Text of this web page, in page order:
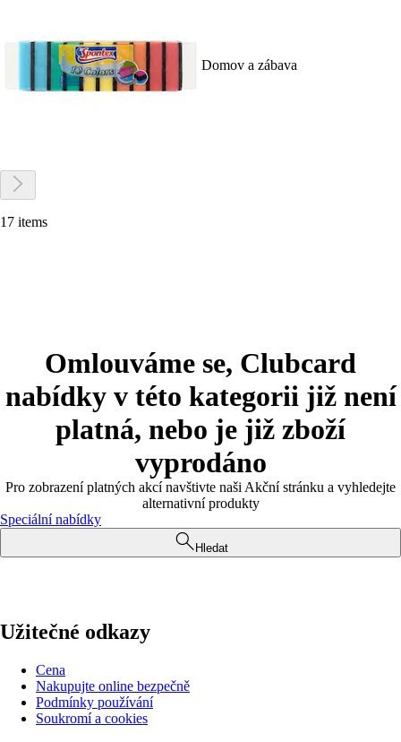
Domov a zábava
17 items
Omlouváme se, Clubcard
nabídky v této kategorii již není
platná, nebo je již zboží
vyprodáno
Pro zobrazení platných akcí navštivte naši Akční stránku a vyhledejte
alternativní produkty
Speciální nabídky
Hledat
Užitečné odkazy
Cena
Nakupujte online bezpečně
Podmínky používání
Soukromí a cookies